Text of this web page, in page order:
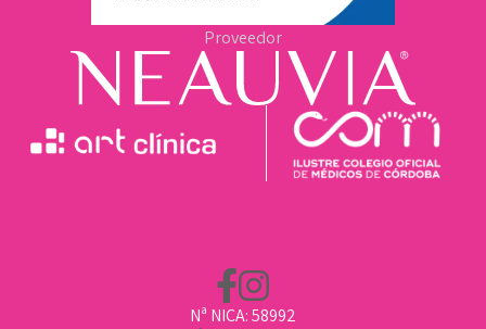
Nª NICA: 58992
Proveedor